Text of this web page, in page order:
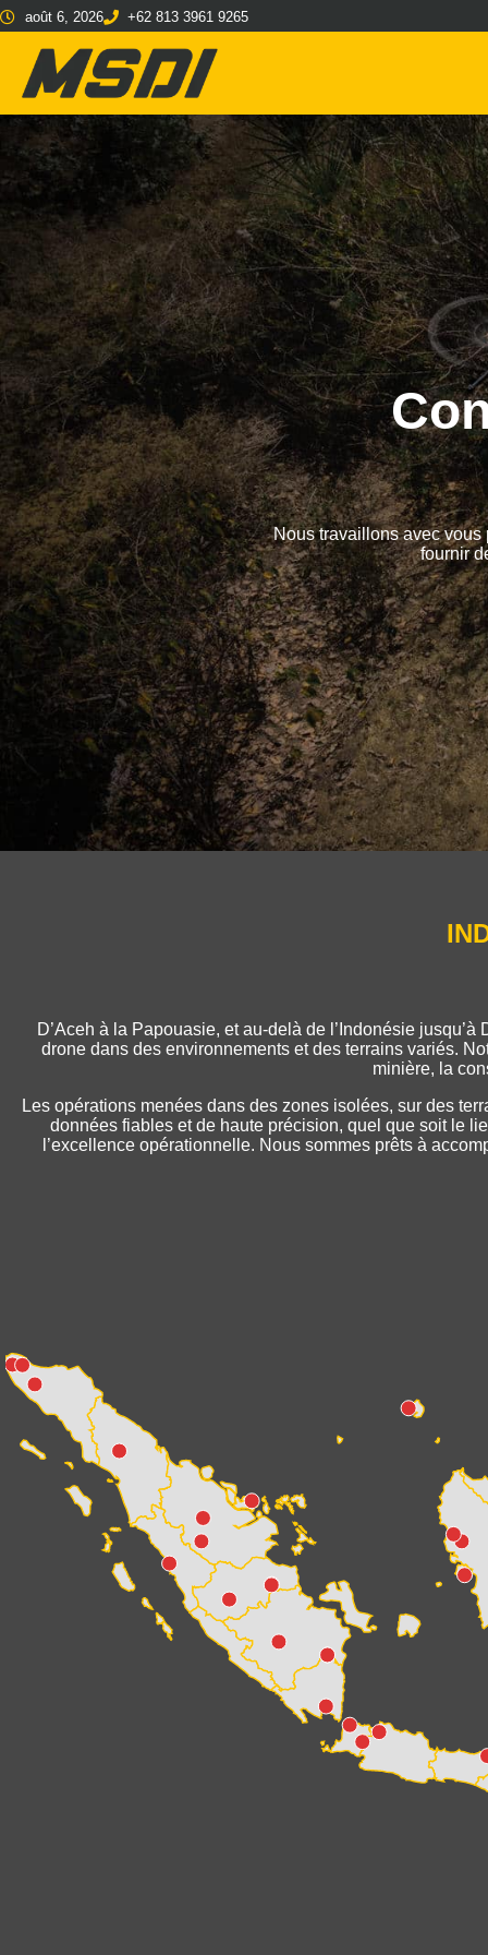
août 6, 2026 +62 813 3961 9265
Nous travaillons avec vous
fournir
D’Aceh à la Papouasie, et au-delà de l’Indonésie
drone dans des environnements et des terrains variés.
minière, la
Les opérations menées dans des zones isolées, sur des
données fiables et de haute précision, quel que soit le
l’excellence opérationnelle. Nous sommes prêts à